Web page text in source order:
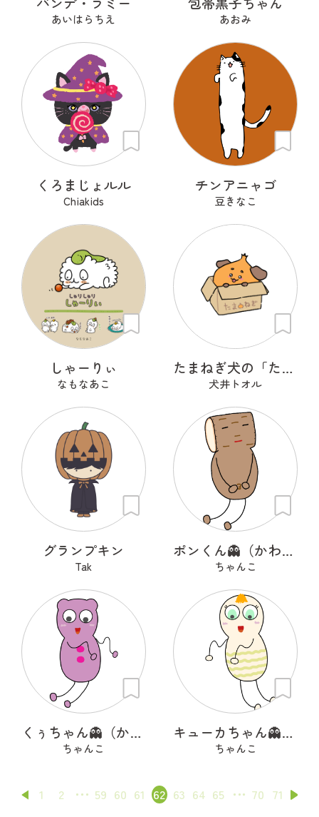
あいはらちえ あおみ
くろまじょルル
Chiakids
チンアニャゴ
豆きなこ
しゃーりぃ
なもなあこ
たまねぎ犬の「たま」
犬井トオル
グランプキン
Tak
ポンくん👻（かわいいオバケ）
ちゃんこ
くぅちゃん👻（かわいいオバケ）
ちゃんこ
キューカちゃん👻（かわいいオバケ）
ちゃんこ
1 2 59 60 61 62 63 64 65 70 71